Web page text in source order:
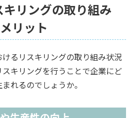
リングの取り組み
リット
るリスキリングの取り組み状況
キリングを行うことで企業にど
れるのでしょうか。